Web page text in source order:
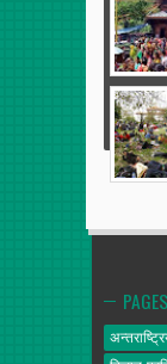
PAGES